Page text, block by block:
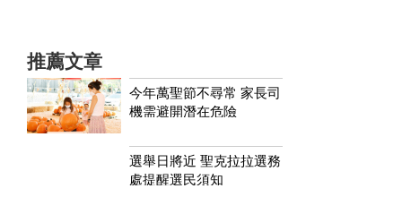
推薦文章
今年萬聖節不尋常 家長司
機需避開潛在危險
選舉日將近 聖克拉拉選務
處提醒選民須知